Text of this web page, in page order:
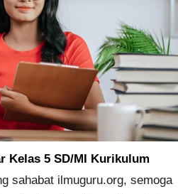
Kelas 5 SD/MI Kurikulum
sahabat ilmuguru.org, semoga